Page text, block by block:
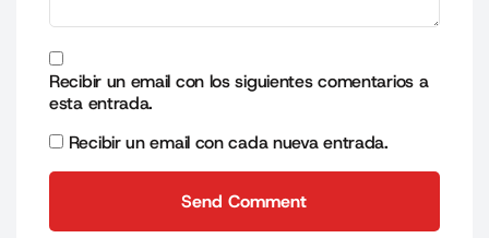
Recibir un email con los siguientes comentarios a
esta entrada.
Recibir un email con cada nueva entrada.
Send Comment